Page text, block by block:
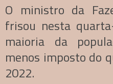
O ministro da
frisou nesta
maioria da
menos imposto do
2022.